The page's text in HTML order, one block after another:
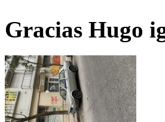
Gracias Hugo